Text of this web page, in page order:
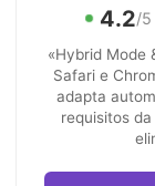
4.2/5
«Hybrid Mode
Safari e
adapta
requisitos